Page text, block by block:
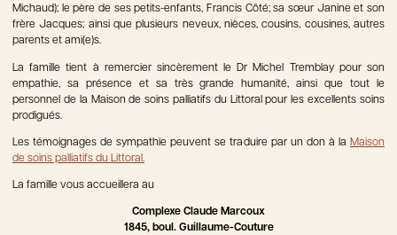
Michaud); le père de ses petits-enfants, Francis Côté; sa sœur Janine et son
frère Jacques; ainsi que plusieurs neveux, nièces, cousins, cousines, autres
parents et ami(e)s.
La famille tient à remercier sincèrement le Dr Michel Tremblay pour son
empathie, sa présence et sa très grande humanité, ainsi que tout le
personnel de la Maison de soins palliatifs du Littoral pour les excellents soins
prodigués.
Les témoignages de sympathie peuvent se traduire par un don à la Maison
de soins palliatifs du Littoral.
La famille vous accueillera au
Complexe Claude Marcoux
1845, boul. Guillaume-Couture